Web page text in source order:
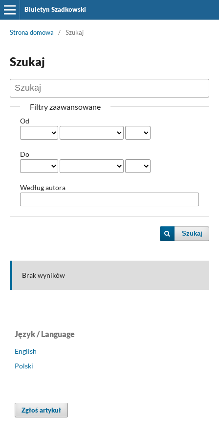
Biuletyn Szadkowski
Strona domowa / Szukaj
Szukaj
Filtry zaawansowane
Od
Do
Według autora
Szukaj
Brak wyników
Język / Language
English
Polski
Zgłoś artykuł